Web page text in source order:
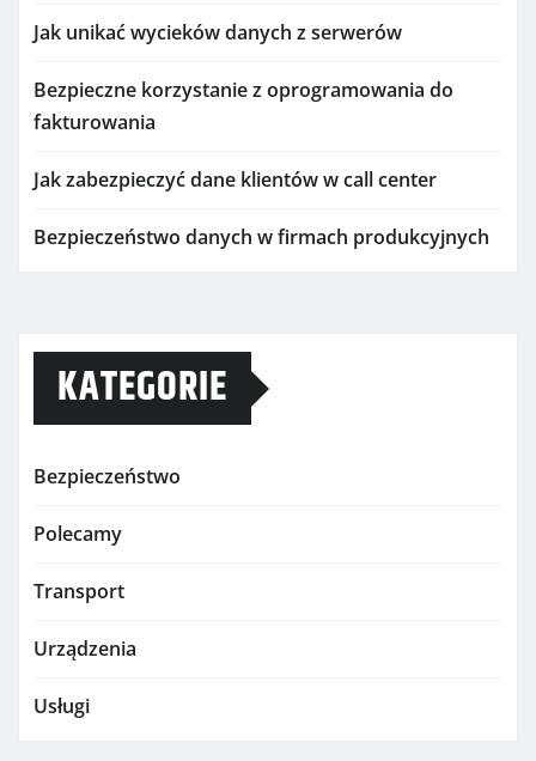
Jak unikać wycieków danych z serwerów
Bezpieczne korzystanie z oprogramowania do
fakturowania
Jak zabezpieczyć dane klientów w call center
Bezpieczeństwo danych w firmach produkcyjnych
KATEGORIE
Bezpieczeństwo
Polecamy
Transport
Urządzenia
Usługi